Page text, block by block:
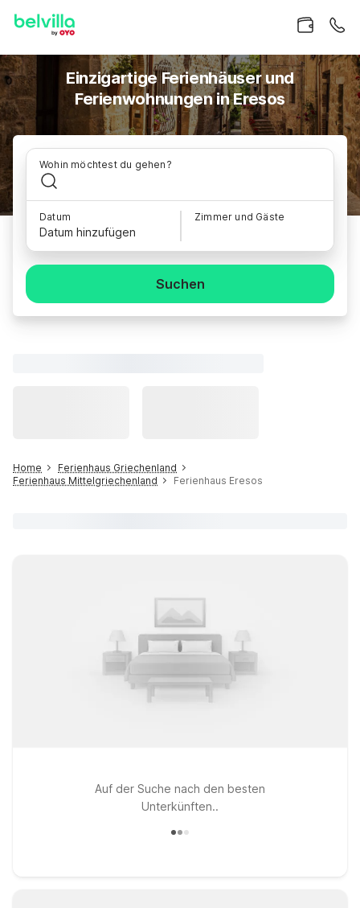
Einzigartige Ferienhäuser und
Ferienwohnungen in Eresos
Wohin möchtest du gehen?
Datum
Datum hinzufügen
Zimmer und Gäste
Suchen
Home
Ferienhaus Griechenland
Ferienhaus Mittelgriechenland
Ferienhaus Eresos
Auf der Suche nach den besten
Unterkünften..